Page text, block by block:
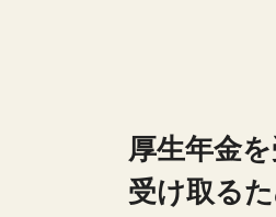
厚生年金
受け取る